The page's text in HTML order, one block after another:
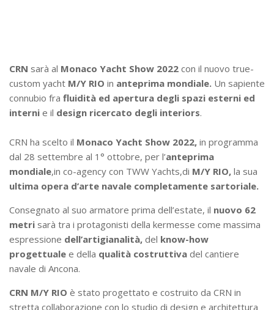
CRN sarà al Monaco Yacht Show 2022 con il nuovo true-
custom yacht M/Y RIO in anteprima mondiale. Un sapiente
connubio fra fluidità ed apertura degli spazi esterni ed
interni e il design ricercato degli interiors.
CRN ha scelto il Monaco Yacht Show 2022, in programma
dal 28 settembre al 1° ottobre, per l’anteprima
mondiale,in co-agency con TWW Yachts,di M/Y RIO, la sua
ultima opera d’arte navale completamente sartoriale.
Consegnato al suo armatore prima dell’estate, il nuovo 62
metri sarà tra i protagonisti della kermesse come massima
espressione dell’artigianalità, del know-how
progettuale e della qualità costruttiva del cantiere
navale di Ancona.
CRN M/Y RIO è stato progettato e costruito da CRN in
stretta collaborazione con lo studio di design e architettura